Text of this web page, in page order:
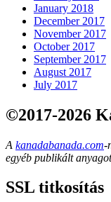
January 2018
December 2017
November 2017
October 2017
September 2017
August 2017
July 2017
©2017-2026
A kanadabanada.com-
egyéb publikált
SSL titkosítás